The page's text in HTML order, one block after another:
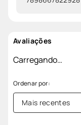
Avaliações
Carregando…
Mais recentes